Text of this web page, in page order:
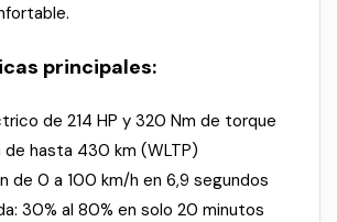
principales:
de 214 HP y 320 Nm de torque
de hasta 430 km (WLTP)
de 0 a 100 km/h en 6,9 segundos
30% al 80% en solo 20 minutos